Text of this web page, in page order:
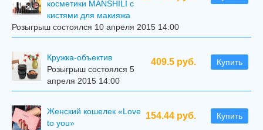
косметики MANSHILI с
кистями для макияжа
Розыгрыш состоялся 10 апреля 2015 14:00
409.5 руб. Купить
Кружка-объектив
Розыгрыш состоялся 5
апреля 2015 14:00
154.44 руб. Купить
Женский кошелек «Love
to you»